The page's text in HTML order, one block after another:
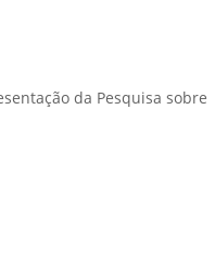
da Pesquisa sobre